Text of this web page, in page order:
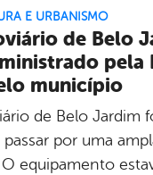
E URBANISMO
de Belo
município
de Belo Jardim
por uma
equipamento